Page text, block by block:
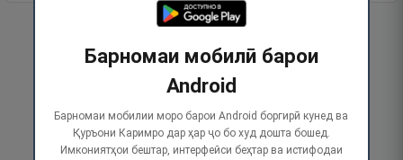
Барномаи мобилӣ барои
Android
Барномаи мобилии моро барои Android боргирӣ кунед ва
Қуръони Каримро дар ҳар ҷо бо худ дошта бошед.
Имкониятҳои бештар, интерфейси беҳтар ва истифодаи